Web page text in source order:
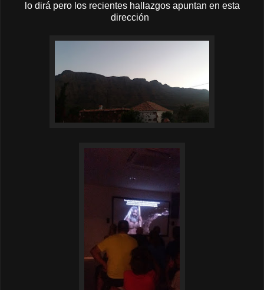
lo dirá pero los recientes hallazgos apuntan en esta
dirección